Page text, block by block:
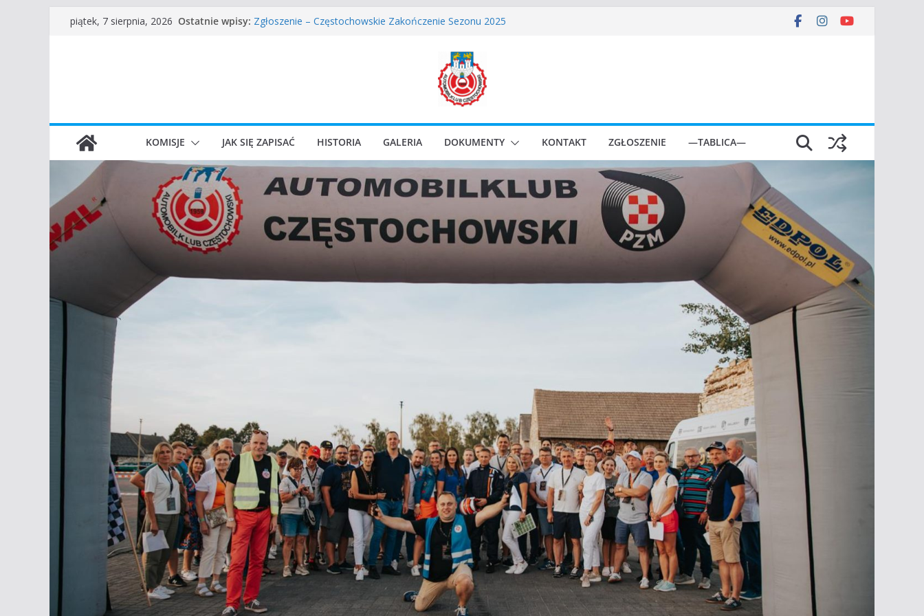
Przejdźpiątek, 7 sierpnia, 2026 Ostatnie wpisy: Częstochowskie Rozpoczęcie Sezonu 2026
Zgłoszenie – Częstochowskie Zakończenie Sezonu 2025
I Gliwicki Classic Sprint o Puchar Prezydenta Miasta Gliwice
KOMISJE JAK SIĘ ZAPISAĆ HISTORIA GALERIA DOKUMENTY KONTAKT ZGŁOSZENIE —TABLICA—